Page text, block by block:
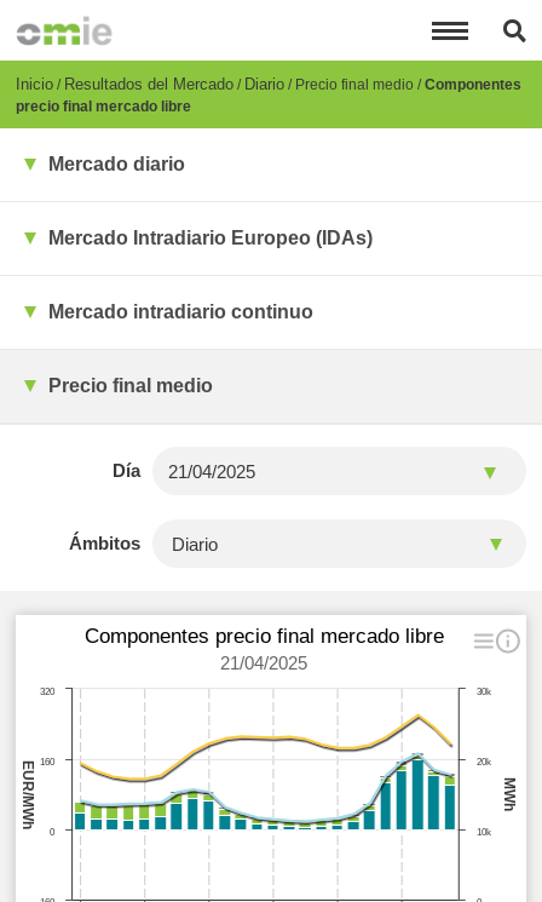
principal
Breadcrumb
Inicio Resultados del Mercado Diario Precio final medio Componentes
precio final mercado libre
Mercado diario
Mercado Intradiario Europeo (IDAs)
Mercado intradiario continuo
Precio final medio
Día
Ámbitos
MWh
EUR/MWh
Componentes precio final mercado libre
21/04/2025
10k
20k
30k
0
160
320